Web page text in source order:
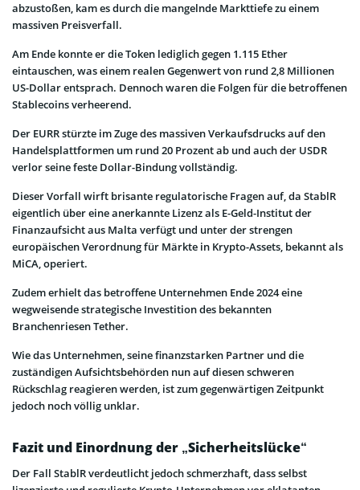
abzustoßen, kam es durch die mangelnde Markttiefe zu einem
massiven Preisverfall.
Am Ende konnte er die Token lediglich gegen 1.115 Ether
eintauschen, was einem realen Gegenwert von rund 2,8 Millionen
US-Dollar entsprach. Dennoch waren die Folgen für die betroffenen
Stablecoins verheerend.
Der EURR stürzte im Zuge des massiven Verkaufsdrucks auf den
Handelsplattformen um rund 20 Prozent ab und auch der USDR
verlor seine feste Dollar-Bindung vollständig.
Dieser Vorfall wirft brisante regulatorische Fragen auf, da StablR
eigentlich über eine anerkannte Lizenz als E-Geld-Institut der
Finanzaufsicht aus Malta verfügt und unter der strengen
europäischen Verordnung für Märkte in Krypto-Assets, bekannt als
MiCA, operiert.
Zudem erhielt das betroffene Unternehmen Ende 2024 eine
wegweisende strategische Investition des bekannten
Branchenriesen Tether.
Wie das Unternehmen, seine finanzstarken Partner und die
zuständigen Aufsichtsbehörden nun auf diesen schweren
Rückschlag reagieren werden, ist zum gegenwärtigen Zeitpunkt
jedoch noch völlig unklar.
Fazit und Einordnung der „Sicherheitslücke“
Der Fall StablR verdeutlicht jedoch schmerzhaft, dass selbst